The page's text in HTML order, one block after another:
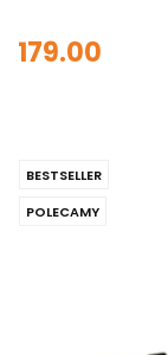
179.00
BESTSELLER
POLECAMY